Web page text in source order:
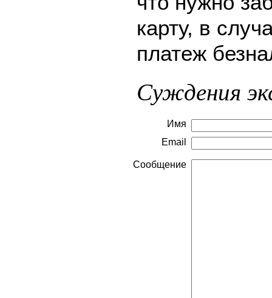
карту, в
платеж
Суждения
Имя
Email
Сообщение